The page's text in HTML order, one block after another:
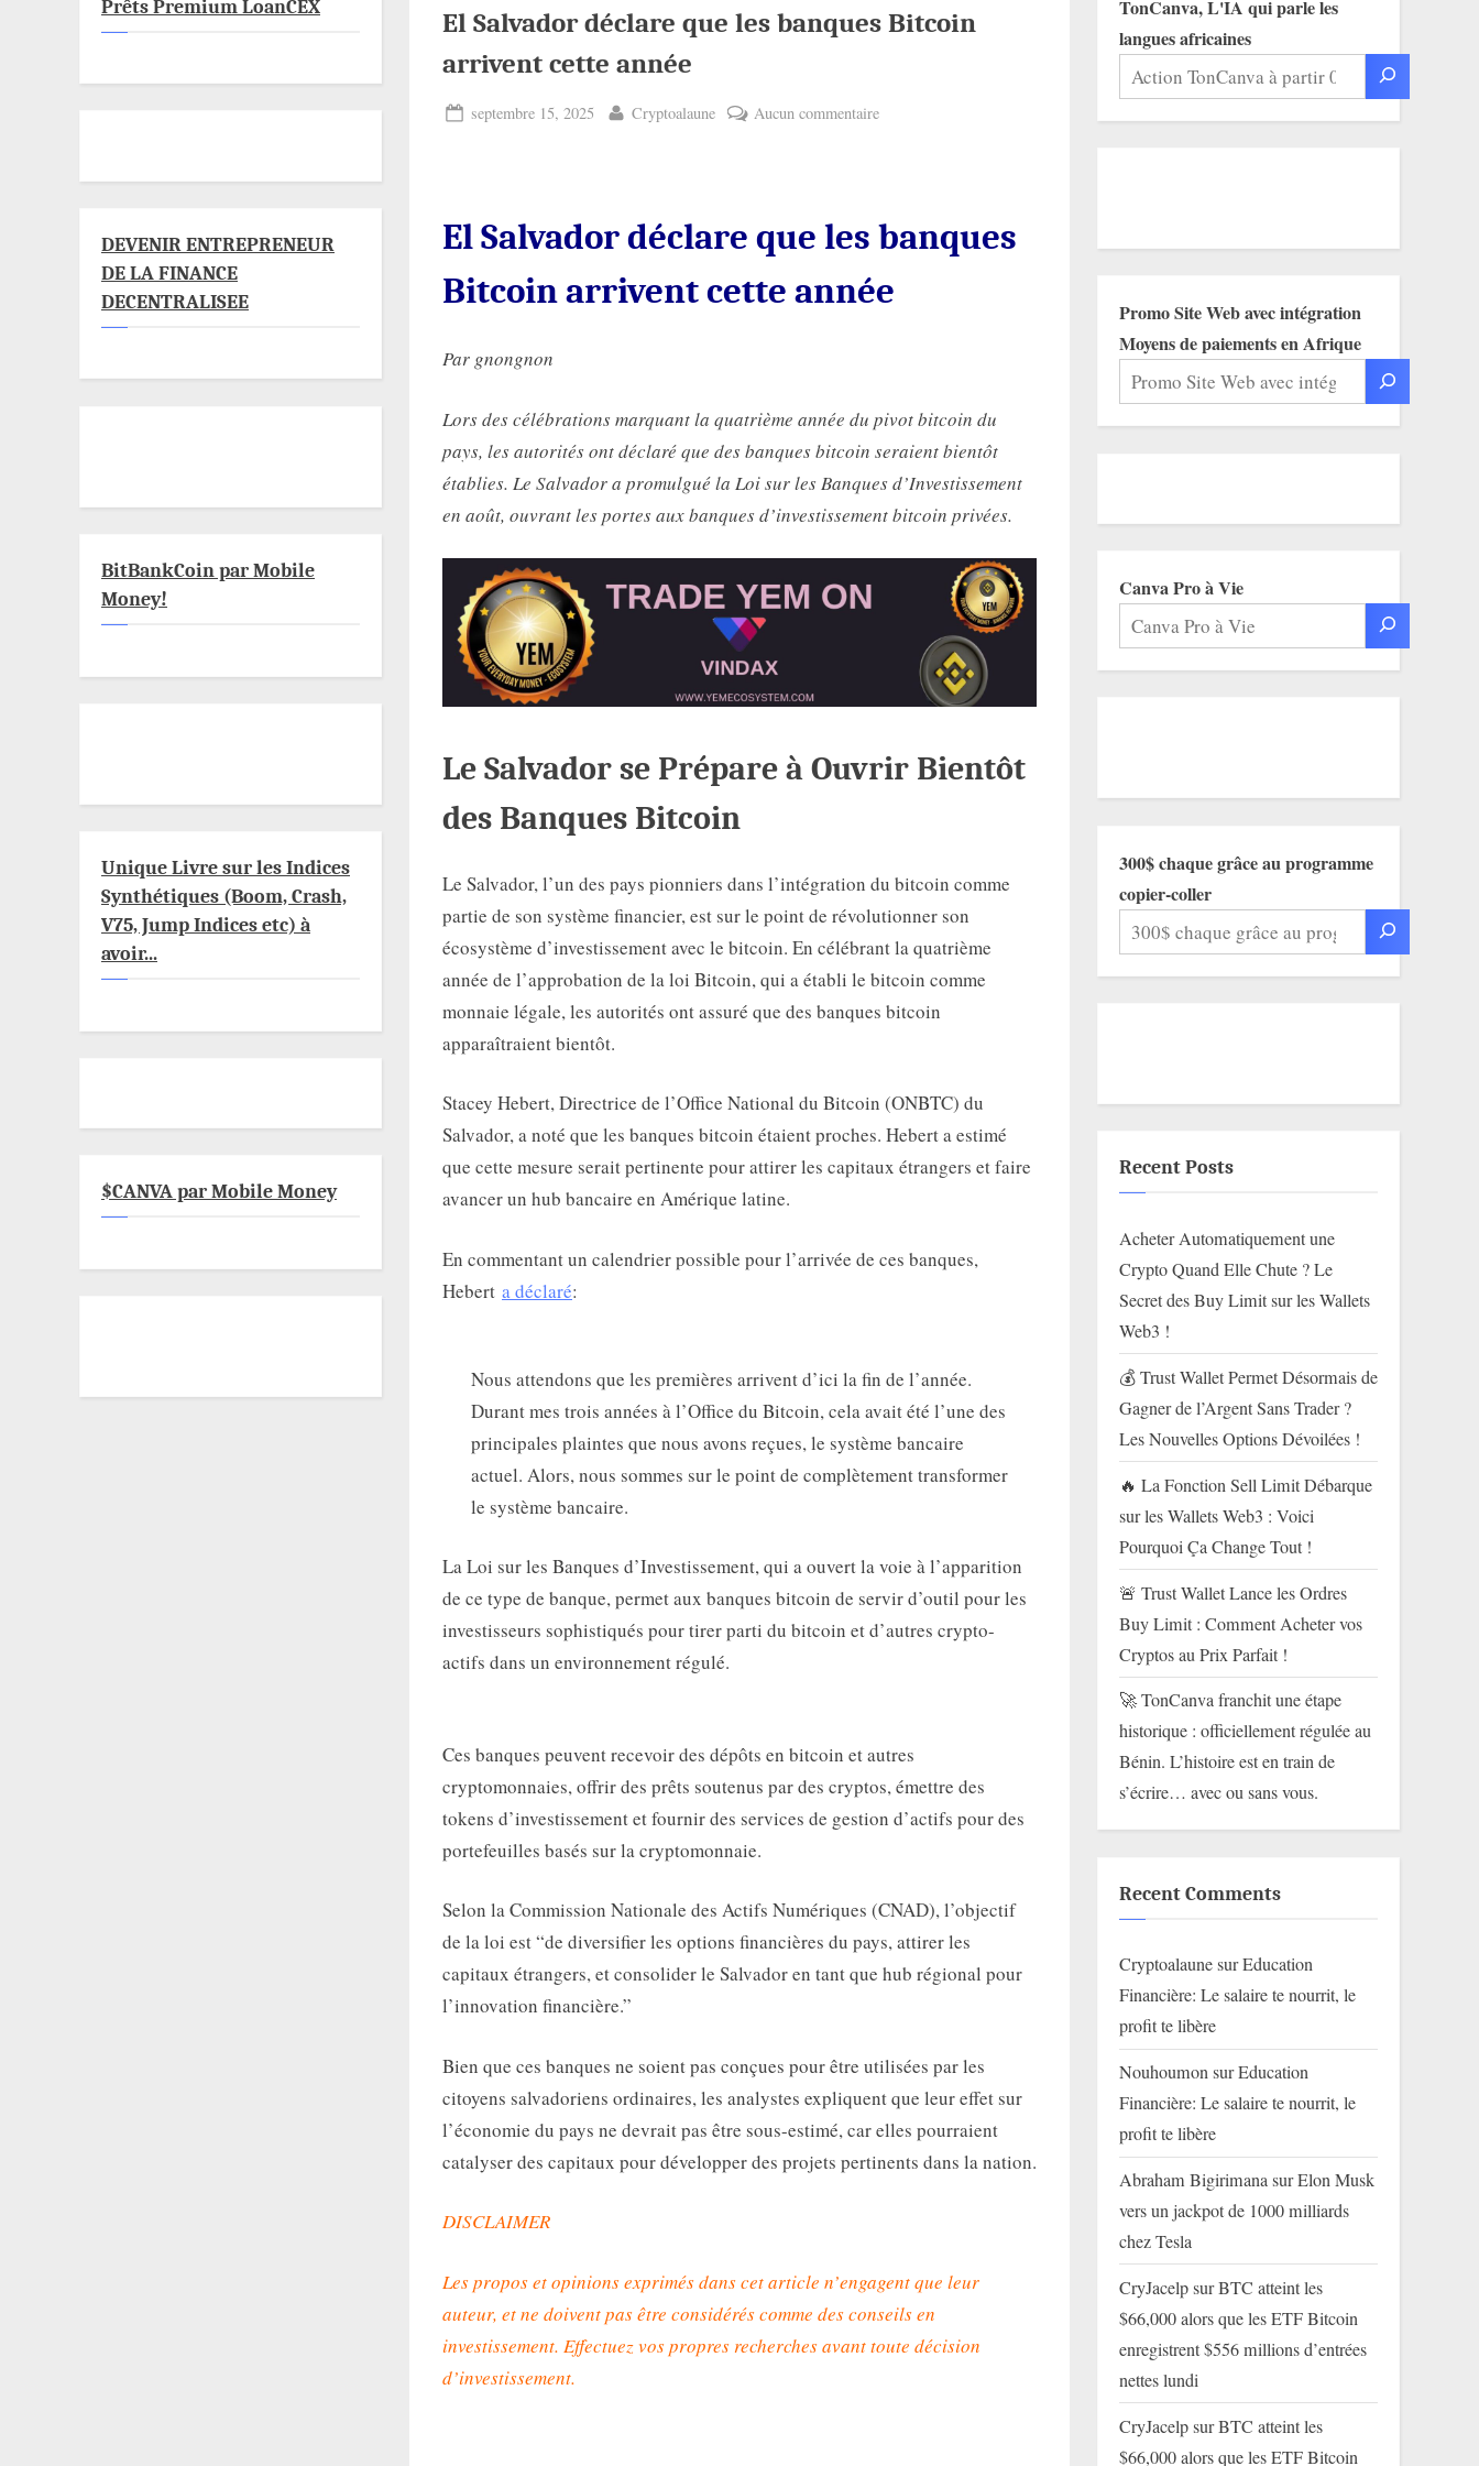
El Salvador déclare que les banques Bitcoin
arrivent cette année
Posted
septembre 15, 2025 By
Cryptoalaune Aucun commentairesur
que
les
Bitcoin
El Salvador déclare que les banques
Bitcoin arrivent cette année
Par gnongnon
Lors des célébrations marquant la quatrième année du pivot bitcoin du
pays, les autorités ont déclaré que des banques bitcoin seraient bientôt
établies. Le Salvador a promulgué la Loi sur les Banques d’Investissement
en août, ouvrant les portes aux banques d’investissement bitcoin privées.
Le Salvador se Prépare à Ouvrir Bientôt
des Banques Bitcoin
Le Salvador, l’un des pays pionniers dans l’intégration du bitcoin comme
partie de son système financier, est sur le point de révolutionner son
écosystème d’investissement avec le bitcoin. En célébrant la quatrième
année de l’approbation de la loi Bitcoin, qui a établi le bitcoin comme
monnaie légale, les autorités ont assuré que des banques bitcoin
apparaîtraient bientôt.
Stacey Hebert, Directrice de l’Office National du Bitcoin (ONBTC) du
Salvador, a noté que les banques bitcoin étaient proches. Hebert a estimé
que cette mesure serait pertinente pour attirer les capitaux étrangers et faire
avancer un hub bancaire en Amérique latine.
En commentant un calendrier possible pour l’arrivée de ces banques,
Hebert a déclaré:
Nous attendons que les premières arrivent d’ici la fin de l’année.
Durant mes trois années à l’Office du Bitcoin, cela avait été l’une des
principales plaintes que nous avons reçues, le système bancaire
actuel. Alors, nous sommes sur le point de complètement transformer
le système bancaire.
La Loi sur les Banques d’Investissement, qui a ouvert la voie à l’apparition
de ce type de banque, permet aux banques bitcoin de servir d’outil pour les
investisseurs sophistiqués pour tirer parti du bitcoin et d’autres crypto-
actifs dans un environnement régulé.
Ces banques peuvent recevoir des dépôts en bitcoin et autres
cryptomonnaies, offrir des prêts soutenus par des cryptos, émettre des
tokens d’investissement et fournir des services de gestion d’actifs pour des
portefeuilles basés sur la cryptomonnaie.
Selon la Commission Nationale des Actifs Numériques (CNAD), l’objectif
de la loi est “de diversifier les options financières du pays, attirer les
capitaux étrangers, et consolider le Salvador en tant que hub régional pour
l’innovation financière.”
Bien que ces banques ne soient pas conçues pour être utilisées par les
citoyens salvadoriens ordinaires, les analystes expliquent que leur effet sur
l’économie du pays ne devrait pas être sous-estimé, car elles pourraient
catalyser des capitaux pour développer des projets pertinents dans la nation.
DISCLAIMER
Les propos et opinions exprimés dans cet article n’engagent que leur
auteur, et ne doivent pas être considérés comme des conseils en
investissement. Effectuez vos propres recherches avant toute décision
d’investissement.
Prêts Premium LoanCEX
DEVENIR ENTREPRENEUR
DE LA FINANCE
DECENTRALISEE
BitBankCoin par Mobile
Money!
Unique Livre sur les Indices
Synthétiques (Boom, Crash,
V75, Jump Indices etc) à
avoir...
$CANVA par Mobile Money
TonCanva, L'IA qui parle les
langues africaines
Promo Site Web avec intégration
Moyens de paiements en Afrique
Canva Pro à Vie
300$ chaque grâce au programme
copier-coller
Recent Posts
Acheter Automatiquement une
Crypto Quand Elle Chute ? Le
Secret des Buy Limit sur les Wallets
Web3 !
💰 Trust Wallet Permet Désormais de
Gagner de l’Argent Sans Trader ?
Les Nouvelles Options Dévoilées !
🔥 La Fonction Sell Limit Débarque
sur les Wallets Web3 : Voici
Pourquoi Ça Change Tout !
🚨 Trust Wallet Lance les Ordres
Buy Limit : Comment Acheter vos
Cryptos au Prix Parfait !
🚀 TonCanva franchit une étape
historique : officiellement régulée au
Bénin. L’histoire est en train de
s’écrire… avec ou sans vous.
Recent Comments
CryptoalaunesurEducation
Financière: Le salaire te nourrit, le
profit te libère
NouhoumonsurEducation
Financière: Le salaire te nourrit, le
profit te libère
Abraham BigirimanasurElon Musk
vers un jackpot de 1000 milliards
chez Tesla
CryJacelpsurBTC atteint les
$66,000 alors que les ETF Bitcoin
enregistrent $556 millions d’entrées
nettes lundi
CryJacelpsurBTC atteint les
$66,000 alors que les ETF Bitcoin